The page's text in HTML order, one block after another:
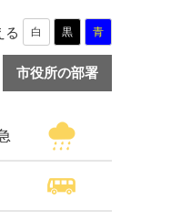
る 白 黒 青
市役所の部署